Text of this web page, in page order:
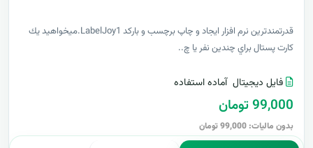
قدرتمندترين نرم افزار ایجاد و چاپ برچسب و بارکد LabelJoy1.ميخواهيد يك
كارت پستال براي چندين نفر يا چ..
فایل دیجیتال آماده استفاده
99,000 تومان
بدون مالیات: 99,000 تومان